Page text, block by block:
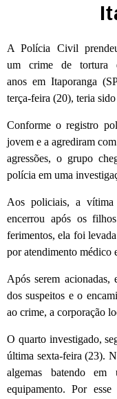
A Polícia Civil
um crime de tortura
anos em Itaporanga
terça-feira (20), teria
Conforme o registro
jovem e a agrediram
agressões, o grupo
polícia em uma
Aos policiais, a vítima
encerrou após os
ferimentos, ela foi
por atendimento médico
Após serem
dos suspeitos e o
ao crime, a corporação
O quarto investigado,
última sexta-feira (23).
algemas batendo
equipamento. Por